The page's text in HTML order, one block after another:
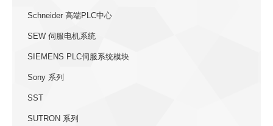
Schneider 高端PLC中心
SEW 伺服电机系统
SIEMENS PLC伺服系统模块
Sony 系列
SST
SUTRON 系列